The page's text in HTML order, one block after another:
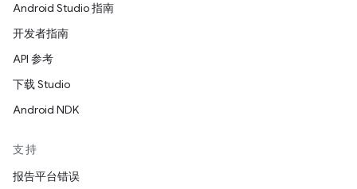
Android Studio 指南
开发者指南
API 参考
下载 Studio
Android NDK
支持
报告平台错误